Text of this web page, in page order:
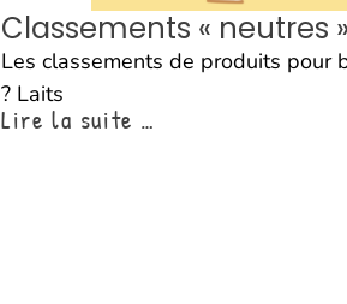
Classements « neutres
Les classements de produits
? Laits
Lire la suite …